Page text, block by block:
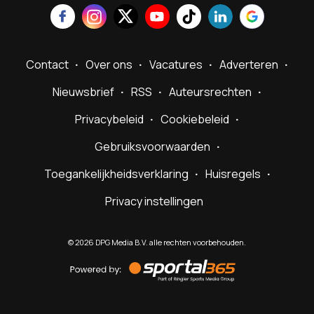
Contact Over ons Vacatures
Adverteren
Nieuwsbrief
RSS
Auteursrechten
Privacybeleid
Cookiebeleid
Gebruiksvoorwaarden
Toegankelijkheidsverklaring
Huisregels
Privacy instellingen
©2026 DPG Media B.V. alle rechten voorbehouden.
by
Sportal365